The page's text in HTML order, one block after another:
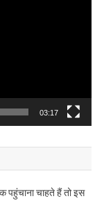
03:17
पहुंचाना चाहते हैं तो इस